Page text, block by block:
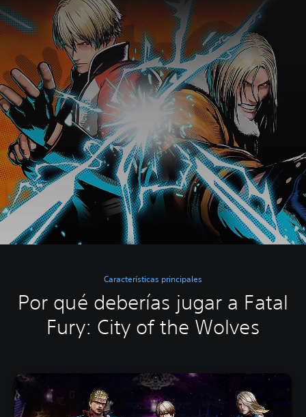
Características principales
Por qué deberías jugar a Fatal
Fury: City of the Wolves